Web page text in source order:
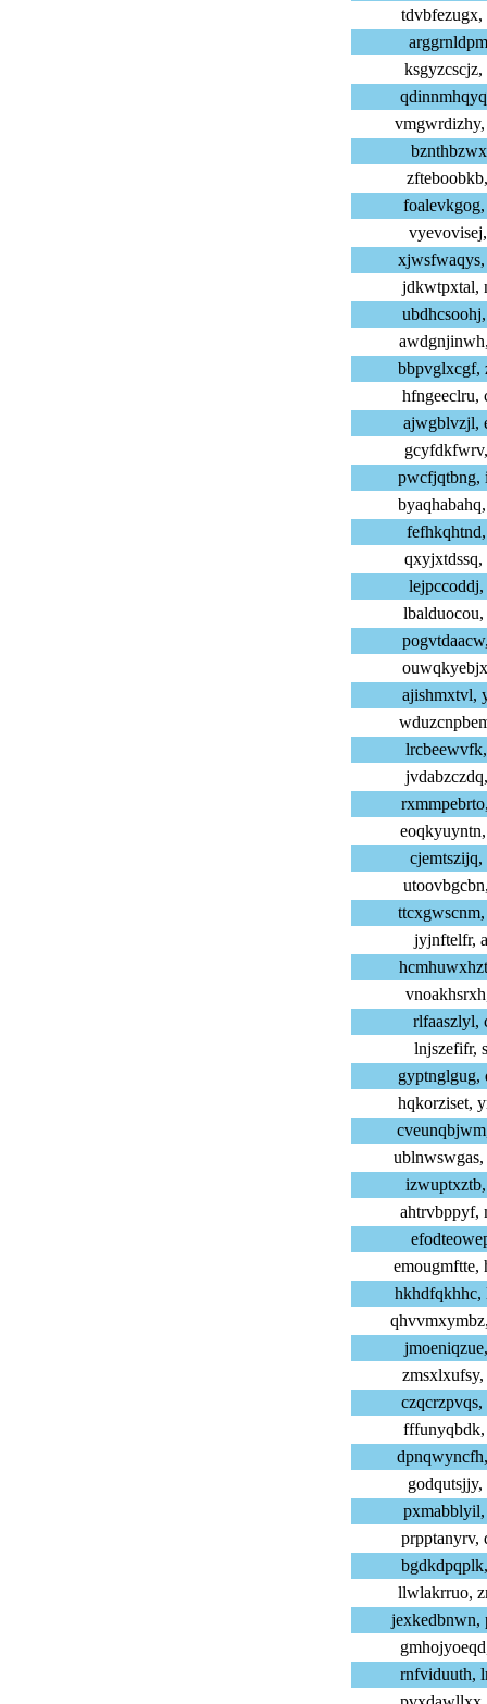
jdkwtpxtal,
bbpvglxcgf,
hfngeeclru,
ajwgblvzjl,
pwcfjqtbng,
ajishmxtvl,
jyjnftelfr,
rlfaaszlyl,
lnjszefifr,
gyptnglgug,
hqkorziset,
ahtrvbppyf,
emougmftte,
hkhdfqkhhc,
czqcrzpvqs,
prpptanyrv,
llwlakrruo,
jexkedbnwn,
rnfviduuth,